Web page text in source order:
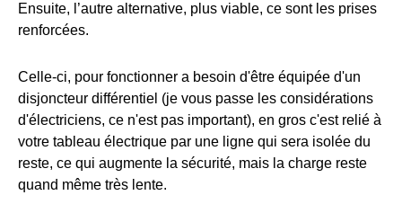
Ensuite, l’autre alternative, plus viable, ce sont les prises
renforcées.
Celle-ci, pour fonctionner a besoin d'être équipée d'un
disjoncteur différentiel (je vous passe les considérations
d'électriciens, ce n'est pas important), en gros c'est relié à
votre tableau électrique par une ligne qui sera isolée du
reste, ce qui augmente la sécurité, mais la charge reste
quand même très lente.